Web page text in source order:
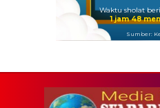
Waktu sholat
1 jam 48
Sumber: